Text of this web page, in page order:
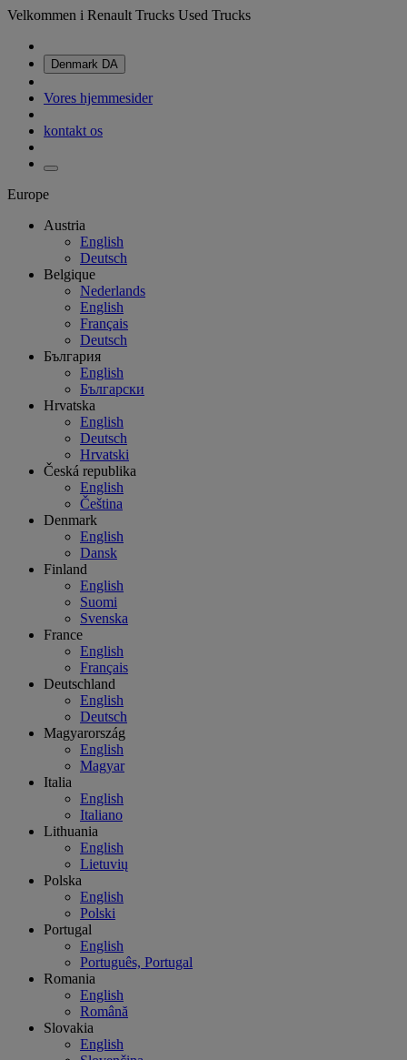
Velkommen i Renault Trucks Used Trucks
Denmark DA
Vores hjemmesider
kontakt os
Europe
Austria
English
Deutsch
Belgique
Nederlands
English
Français
Deutsch
България
English
Български
Hrvatska
English
Deutsch
Hrvatski
Česká republika
English
Čeština
Denmark
English
Dansk
Finland
English
Suomi
Svenska
France
English
Français
Deutschland
English
Deutsch
Magyarország
English
Magyar
Italia
English
Italiano
Lithuania
English
Lietuvių
Polska
English
Polski
Portugal
English
Português, Portugal
Romania
English
Română
Slovakia
English